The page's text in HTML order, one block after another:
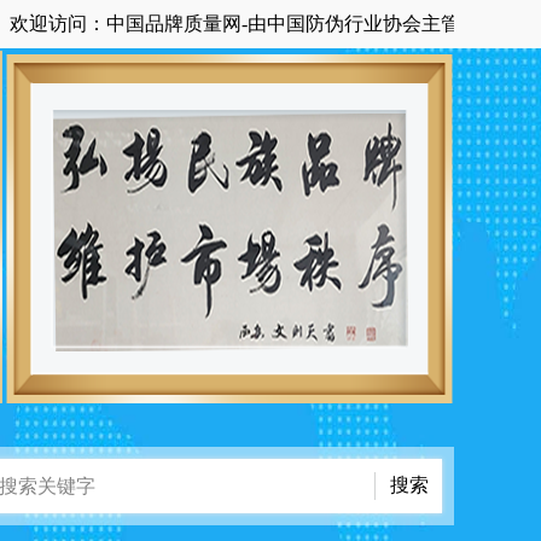
：中国品牌质量网-由中国防伪行业协会主管主办国家级中